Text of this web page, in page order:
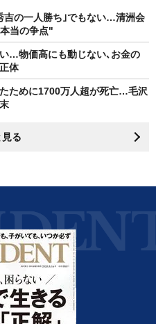
吉の一人勝ち｣でもない…清洲会
当の争点"
い…物価高にも動じない､お金の
体
ために1700万人超が死亡…毛沢
見る